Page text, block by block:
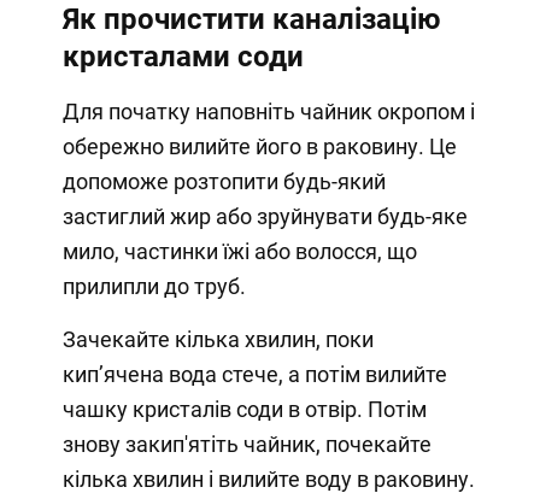
Як прочистити каналізацію
кристалами соди
Для початку наповніть чайник окропом і
обережно вилийте його в раковину. Це
допоможе розтопити будь-який
застиглий жир або зруйнувати будь-яке
мило, частинки їжі або волосся, що
прилипли до труб.
Зачекайте кілька хвилин, поки
кип’ячена вода стече, а потім вилийте
чашку кристалів соди в отвір. Потім
знову закип'ятіть чайник, почекайте
кілька хвилин і вилийте воду в раковину.